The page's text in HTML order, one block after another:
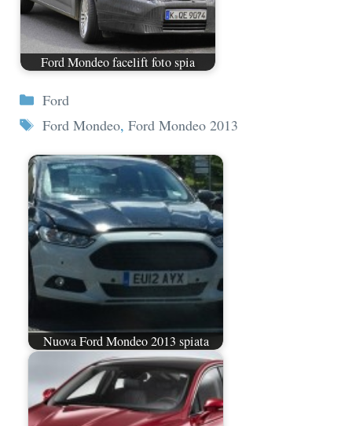
Ford Mondeo facelift foto spia
Categorie
Ford
Tag
Ford Mondeo, Ford Mondeo 2013
Nuova Ford Mondeo 2013 spiata